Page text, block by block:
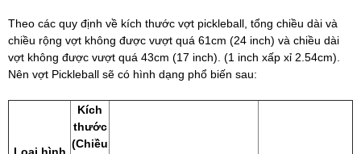
Theo các quy định về kích thước vợt pickleball, tổng chiều dài và
chiều rộng vợt không được vượt quá 61cm (24 inch) và chiều dài
vợt không được vượt quá 43cm (17 inch). (1 inch xấp xỉ 2.54cm).
Nên vợt Pickleball sẽ có hình dạng phổ biến sau:
Kích
thước
(Chiều